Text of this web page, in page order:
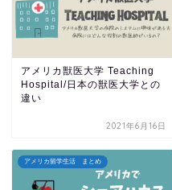
アメリカ獣医大学 Teaching
Hospital/日本の獣医大学との
違い
2021年6月16日
アメリカ留学生活 まとめ